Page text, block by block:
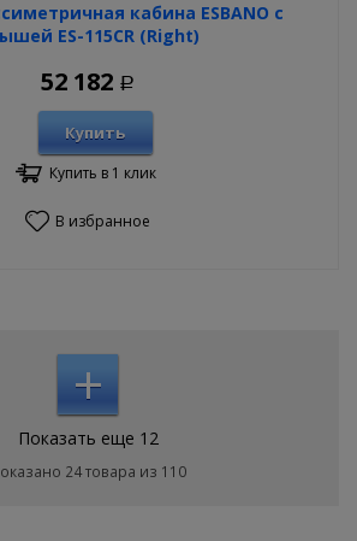
кабина ESBANO с
ES-115CR (Right)
52 182 Р
Купить
Купить в 1 клик
В избранное
+
Показать еще 12
24 товара из 110